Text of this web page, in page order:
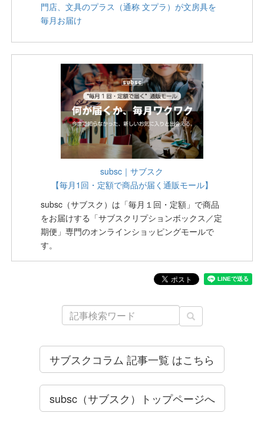
門店、文具のプラス（通称 文プラ）が文房具を
毎月お届け
subsc｜サブスク
【毎月1回・定額で商品が届く通販モール】
subsc（サブスク）は「毎月１回・定額」で商品
をお届けする「サブスクリプションボックス／定
期便」専門のオンラインショッピングモールで
す。
サブスクコラム 記事一覧 はこちら
subsc（サブスク）トップページへ